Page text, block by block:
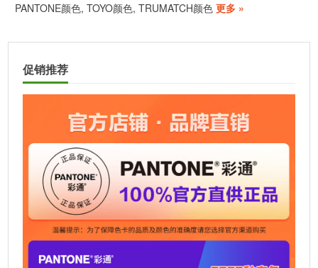
PANTONE颜色, TOYO颜色, TRUMATCH颜色 更多 »
促销推荐